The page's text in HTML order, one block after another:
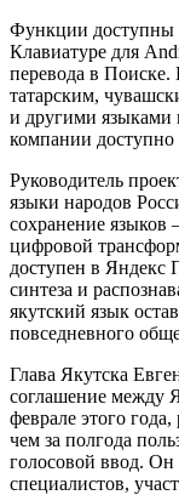
Функции доступны
Клавиатуре для
перевода в Поиске.
татарским,
и другими языками
компании доступно
Руководитель
языки народов
сохранение языков
цифровой
доступен в Яндекс
синтеза и
якутский язык
повседневного
Глава Якутска
соглашение между
феврале этого
чем за полгода
голосовой ввод. Он
специалистов,